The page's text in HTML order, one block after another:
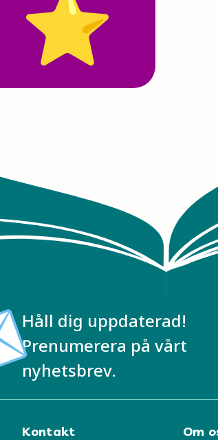
Håll dig uppdaterad!
Prenumerera på vårt
nyhetsbrev.
Kontakt Om